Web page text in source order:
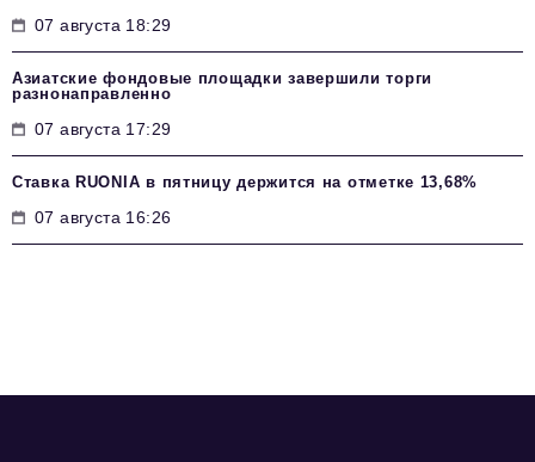
07 августа 18:29
Азиатские фондовые площадки завершили торги
разнонаправленно
07 августа 17:29
Ставка RUONIA в пятницу держится на отметке 13,68%
07 августа 16:26